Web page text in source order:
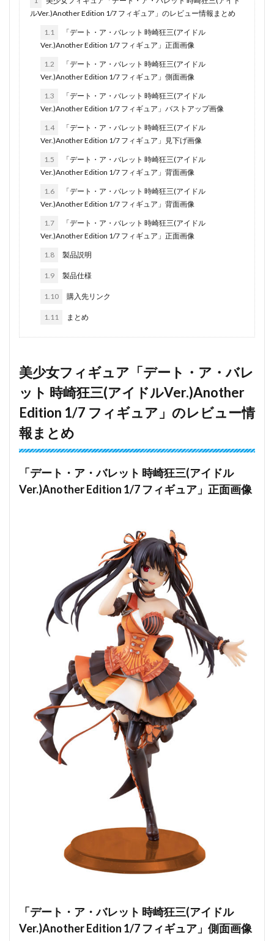
ルVer.)Another Edition 1/7 フィギュア」のレビュー情報まとめ
1.1
「デート・ア・バレット 時崎狂三(アイドル
Ver.)Another Edition 1/7 フィギュア」正面画像
1.2
「デート・ア・バレット 時崎狂三(アイドル
Ver.)Another Edition 1/7 フィギュア」側面画像
1.3
「デート・ア・バレット 時崎狂三(アイドル
Ver.)Another Edition 1/7 フィギュア」バストアップ画像
1.4
「デート・ア・バレット 時崎狂三(アイドル
Ver.)Another Edition 1/7 フィギュア」見下げ画像
1.5
「デート・ア・バレット 時崎狂三(アイドル
Ver.)Another Edition 1/7 フィギュア」背面画像
1.6
「デート・ア・バレット 時崎狂三(アイドル
Ver.)Another Edition 1/7 フィギュア」背面画像
1.7
「デート・ア・バレット 時崎狂三(アイドル
Ver.)Another Edition 1/7 フィギュア」正面画像
1.8 製品説明
1.9 製品仕様
1.10 購入先リンク
1.11 まとめ
美少女フィギュア「デート・ア・バレ
ット 時崎狂三(アイドルVer.)Another
Edition 1/7 フィギュア」のレビュー情
報まとめ
「デート・ア・バレット 時崎狂三(アイドル
Ver.)Another Edition 1/7 フィギュア」正面画像
「デート・ア・バレット 時崎狂三(アイドル
Ver.)Another Edition 1/7 フィギュア」側面画像